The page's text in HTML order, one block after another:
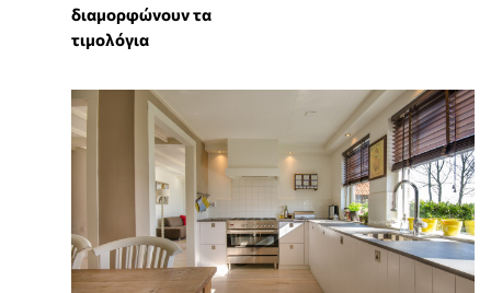
διαμορφώνουν τα
τιμολόγια